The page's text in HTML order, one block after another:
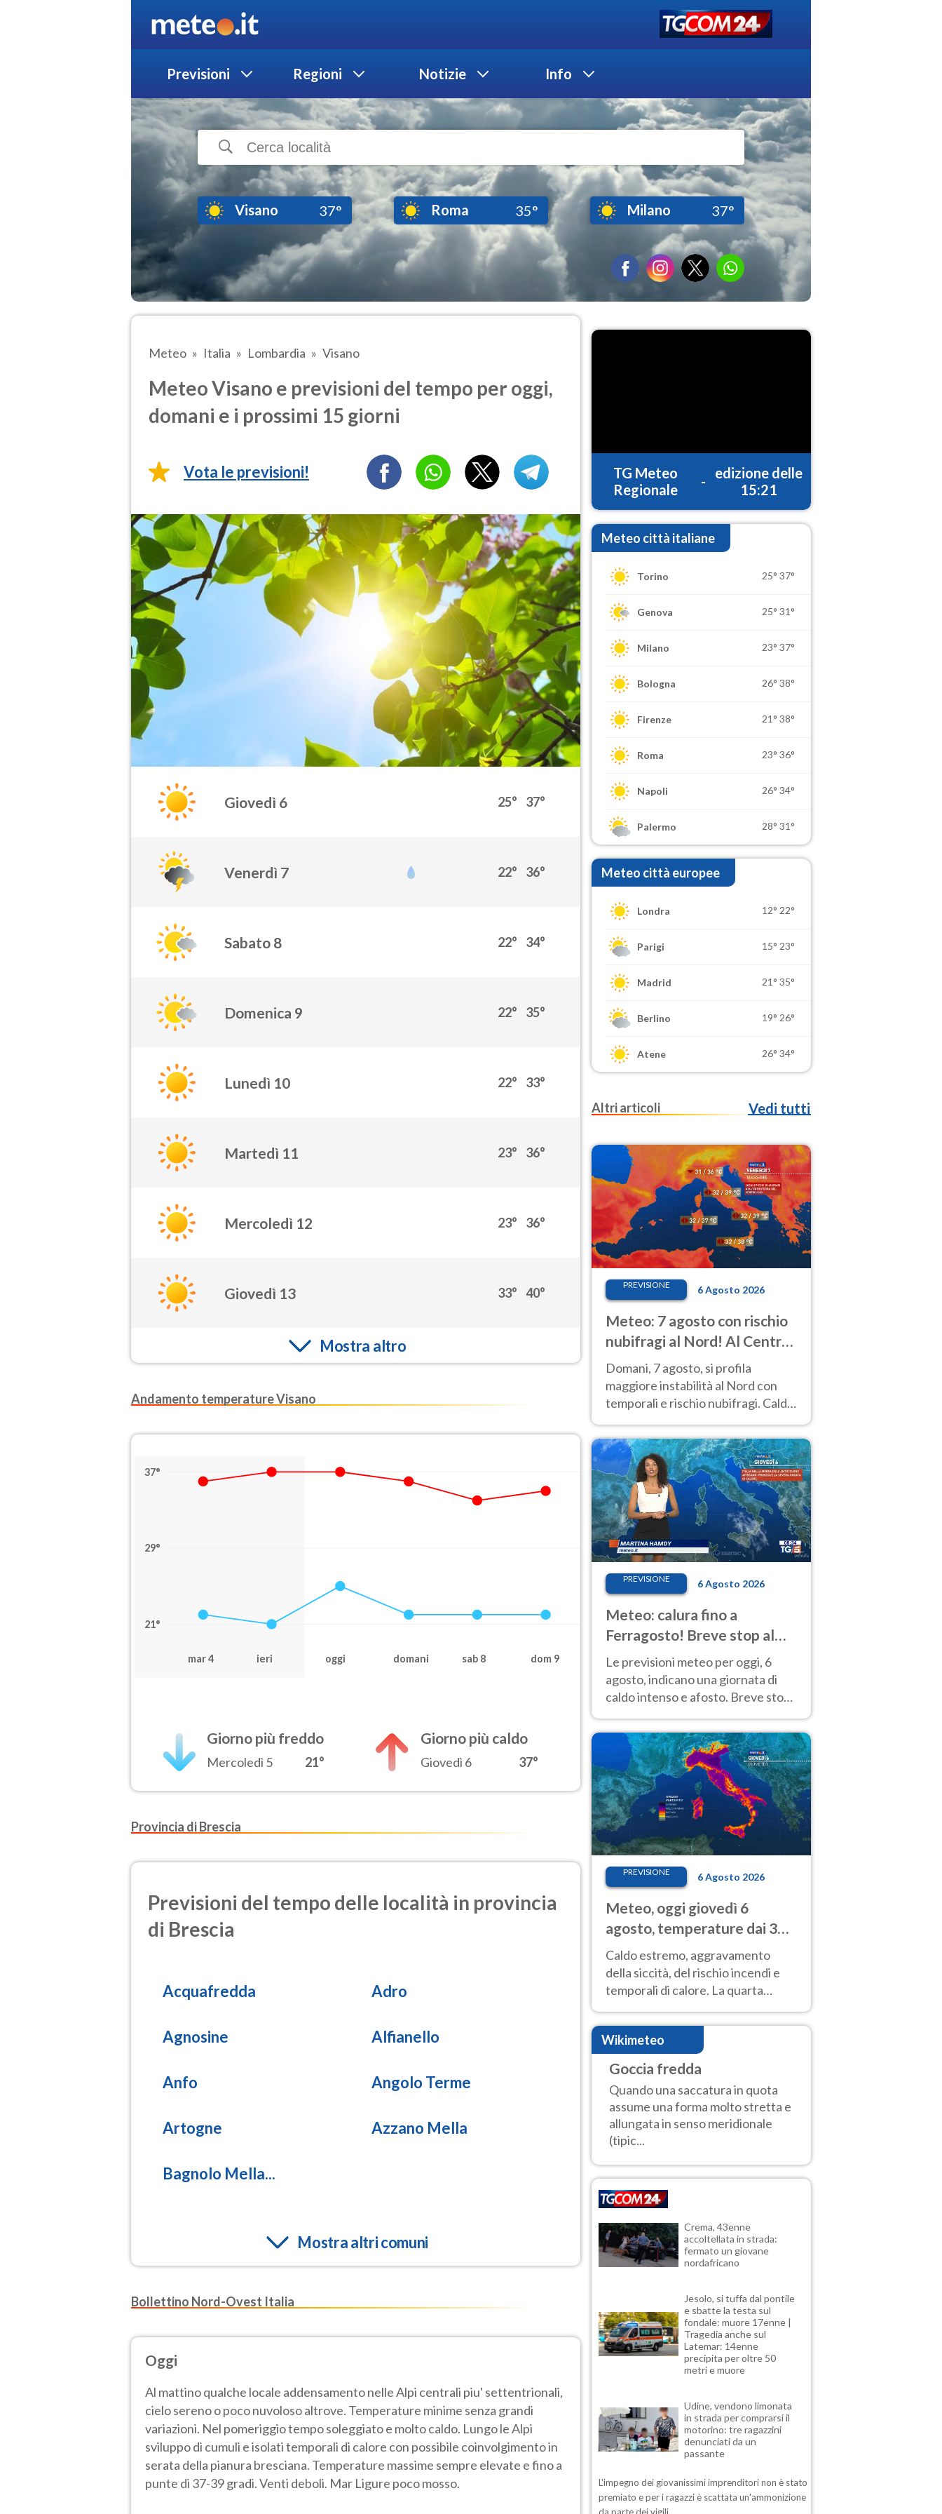
Previsioni Regioni Notizie Info
Visano 37° Roma 35° Milano 37°
Meteo Italia Lombardia Visano
Meteo Visano e previsioni del tempo per oggi,
domani e i prossimi 15 giorni
Vota le previsioni!
Giovedì 6 25° 37°
Venerdì 7 22° 36°
Sabato 8 22° 34°
Domenica 9 22° 35°
Lunedì 10 22° 33°
Martedì 11 23° 36°
Mercoledì 12 23° 36°
Giovedì 13 33° 40°
Mostra altro
Andamento temperature Visano
37°
29°
21°
mar 4 ieri oggi domani sab 8 dom 9
Giorno più freddo
Mercoledì 5 21°
Giorno più caldo
Giovedì 6 37°
Provincia di Brescia
Previsioni del tempo delle località in provincia
di Brescia
Acquafredda Adro
Agnosine Alfianello
Anfo Angolo Terme
Artogne Azzano Mella
Bagnolo Mella...
Mostra altri comuni
Bollettino Nord-Ovest Italia
Oggi
Al mattino qualche locale addensamento nelle Alpi centrali piu' settentrionali,
cielo sereno o poco nuvoloso altrove. Temperature minime senza grandi
variazioni. Nel pomeriggio tempo soleggiato e molto caldo. Lungo le Alpi
sviluppo di cumuli e isolati temporali di calore con possibile coinvolgimento in
serata della pianura bresciana. Temperature massime sempre elevate e fino a
punte di 37-39 gradi. Venti deboli. Mar Ligure poco mosso.
TG Meteo
Regionale
-
edizione delle
15:21
Meteo città italiane
Torino 25° 37°
Genova 25° 31°
Milano 23° 37°
Bologna 26° 38°
Firenze 21° 38°
Roma 23° 36°
Napoli 26° 34°
Palermo 28° 31°
Meteo città europee
Londra 12° 22°
Parigi 15° 23°
Madrid 21° 35°
Berlino 19° 26°
Atene 26° 34°
Altri articoli Vedi tutti
PREVISIONE 6 Agosto 2026
Meteo: 7 agosto con rischio
nubifragi al Nord! Al Centro-
Sud caldo estremo
Domani, 7 agosto, si profila
maggiore instabilità al Nord con
temporali e rischio nubifragi. Caldo
previsioni.
PREVISIONE 6 Agosto 2026
Meteo: calura fino a
Ferragosto! Breve stop al
Nord tra 7 e 9 agosto
Le previsioni meteo per oggi, 6
agosto, indicano una giornata di
caldo intenso e afosto. Breve stop
Nord.
PREVISIONE 6 Agosto 2026
Meteo, oggi giovedì 6
agosto, temperature dai 33
ai 40 gradi
Caldo estremo, aggravamento
della siccità, del rischio incendi e
temporali di calore. La quarta
intensa ondata di calore non dà
tregua e durerà fino Ferragosto
Wikimeteo
Goccia fredda
Quando una saccatura in quota
assume una forma molto stretta e
allungata in senso meridionale
(tipic...
Crema, 43enne
accoltellata in strada:
fermato un giovane
nordafricano
Jesolo, si tuffa dal pontile
e sbatte la testa sul
fondale: muore 17enne |
Tragedia anche sul
Latemar: 14enne
precipita per oltre 50
metri e muore
Udine, vendono limonata
in strada per comprarsi il
motorino: tre ragazzini
denunciati da un
passante
L'impegno dei giovanissimi imprenditori non è stato
premiato e per i ragazzi è scattata un'ammonizione